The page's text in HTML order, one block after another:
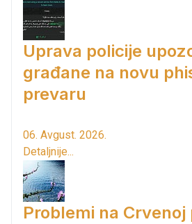
Uprava policije
građane na novu
prevaru
06. Avgust. 2026.
Detaljnije...
Problemi na Crvenoj